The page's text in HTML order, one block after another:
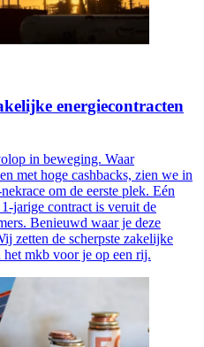
energiecontracten
in beweging. Waar
met hoge cashbacks, zien we in
om de eerste plek. Eén
jarige contract is veruit de
Benieuwd waar je deze
zetten de scherpste zakelijke
het mkb voor je op een rij.